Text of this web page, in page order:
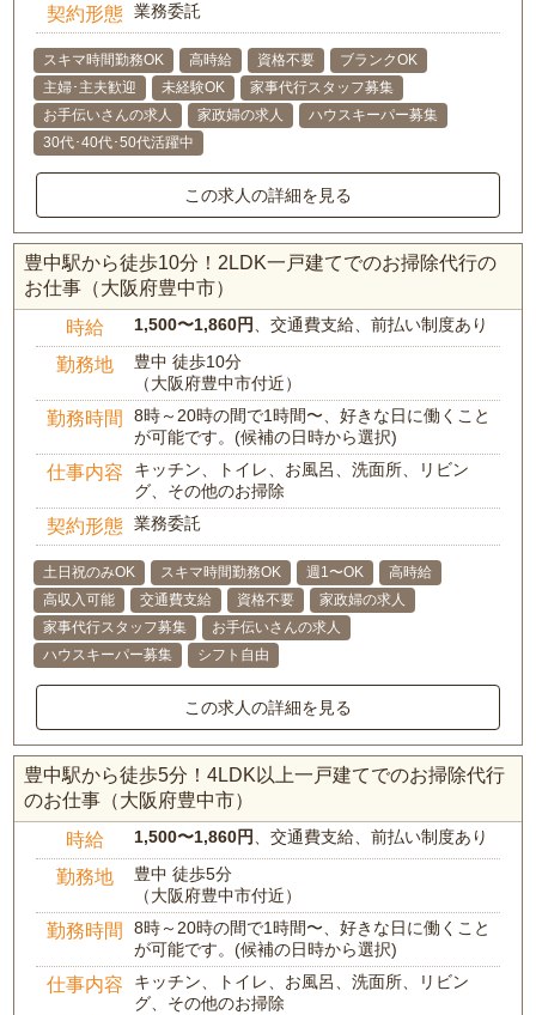
契約形態 業務委託
スキマ時間勤務OK 高時給 資格不要
ブランクOK
主婦･主夫歓迎
未経験OK
家事代行スタッフ募集
お手伝いさんの求人
家政婦の求人
ハウスキーパー募集
30代･40代･50代活躍中
この求人の詳細を見る
豊中駅から徒歩10分！2LDK一戸建てでのお掃除代行の
お仕事（大阪府豊中市）
時給 1,500〜1,860円、交通費支給、前払い制度あり
勤務地
豊中 徒歩10分
（大阪府豊中市付近）
勤務時間
8時～20時の間で1時間〜、好きな日に働くこと
が可能です。(候補の日時から選択)
仕事内容
キッチン、トイレ、お風呂、洗面所、リビン
グ、その他のお掃除
契約形態 業務委託
土日祝のみOK スキマ時間勤務OK 週1〜OK
高時給
高収入可能
交通費支給 資格不要
家政婦の求人
家事代行スタッフ募集
お手伝いさんの求人
ハウスキーパー募集
シフト自由
この求人の詳細を見る
豊中駅から徒歩5分！4LDK以上一戸建てでのお掃除代行
のお仕事（大阪府豊中市）
時給 1,500〜1,860円、交通費支給、前払い制度あり
勤務地
豊中 徒歩5分
（大阪府豊中市付近）
勤務時間
8時～20時の間で1時間〜、好きな日に働くこと
が可能です。(候補の日時から選択)
仕事内容
キッチン、トイレ、お風呂、洗面所、リビン
グ、その他のお掃除